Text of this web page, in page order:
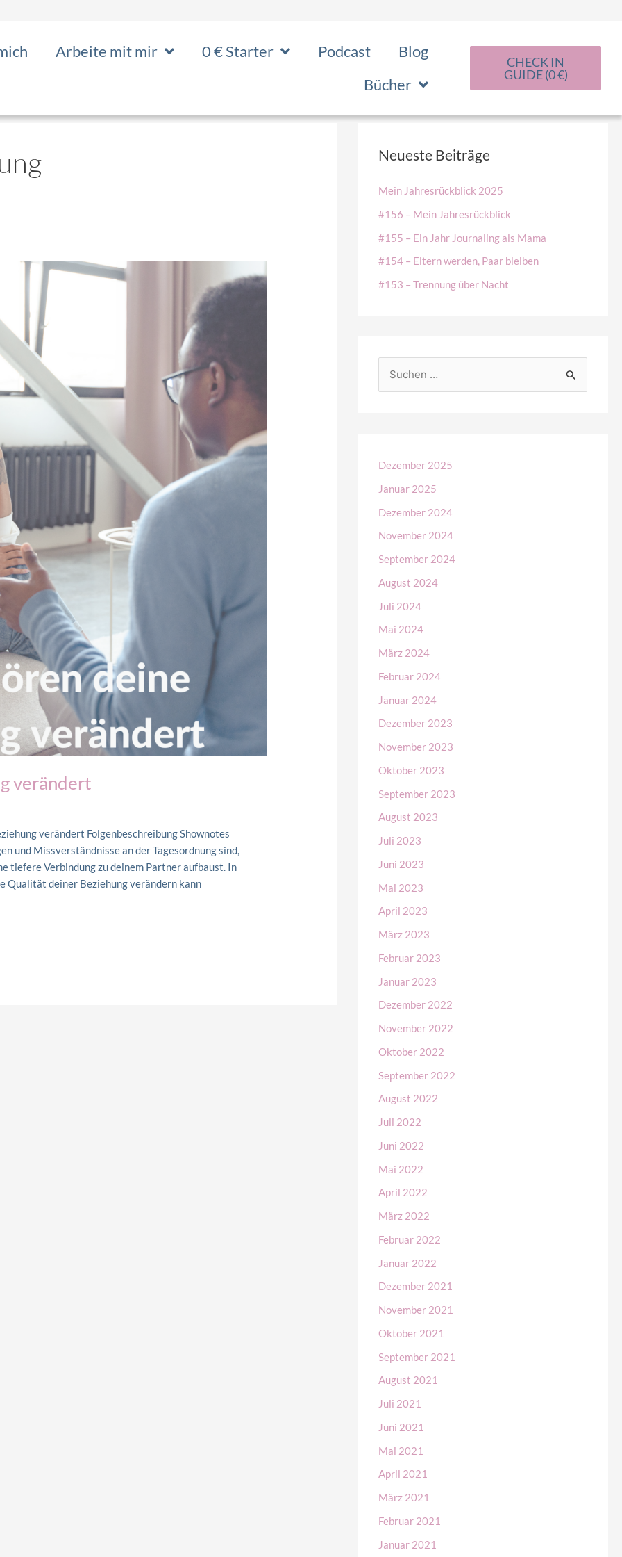
Arbeite mit mir 0 € Starter Podcast
Blog
Bücher
CHECK IN
GUIDE (0 €)
verändert
verändert Folgenbeschreibung Shownotes
und Missverständnisse an der Tagesordnung sind,
tiefere Verbindung zu deinem Partner aufbaust. In
Qualität deiner Beziehung verändern kann
Neueste Beiträge
Mein Jahresrückblick 2025
#156 – Mein Jahresrückblick
#155 – Ein Jahr Journaling als Mama
#154 – Eltern werden, Paar bleiben
#153 – Trennung über Nacht
e
h
:
Dezember 2025
Januar 2025
Dezember 2024
November 2024
September 2024
August 2024
Juli 2024
Mai 2024
März 2024
Februar 2024
Januar 2024
Dezember 2023
November 2023
Oktober 2023
September 2023
August 2023
Juli 2023
Juni 2023
Mai 2023
April 2023
März 2023
Februar 2023
Januar 2023
Dezember 2022
November 2022
Oktober 2022
September 2022
August 2022
Juli 2022
Juni 2022
Mai 2022
April 2022
März 2022
Februar 2022
Januar 2022
Dezember 2021
November 2021
Oktober 2021
September 2021
August 2021
Juli 2021
Juni 2021
Mai 2021
April 2021
März 2021
Februar 2021
Januar 2021